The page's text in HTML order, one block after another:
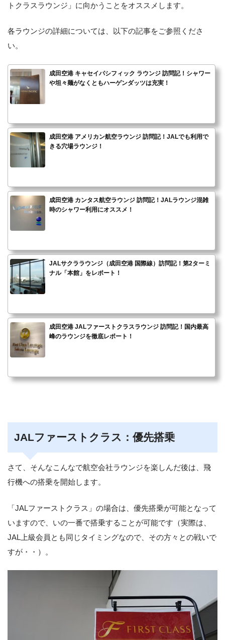
トクラスラウンジ」に向かうことをオススメします。
各ラウンジの詳細については、以下の記事をご参照くださ
い。
成田空港 キャセイパシフィック ラウンジ 訪問記！シャワー
や坦々麺がなくともハーゲンダッツは充実！
成田空港 アメリカン航空ラウンジ 訪問記！JALでも利用で
きる穴場ラウンジ！
成田空港 カンタス航空ラウンジ 訪問記！JALラウンジ混雑
時のシャワー利用にオススメ！
JALサクララウンジ（成田空港 国際線）訪問記！第2ターミ
ナル「本館」をレポート！
成田空港 JALファーストクラスラウンジ 訪問記！国内最高
峰のラウンジを徹底レポート！
JALファーストクラス：優先搭乗
さて、そんなこんなで航空会社ラウンジを楽しんだ後は、飛
行機への搭乗を開始します。
「JALファーストクラス」の場合は、優先搭乗が可能となって
いますので、いの一番で搭乗することが可能です（実際は、
JAL上級会員とも同じタイミングなので、その方々との戦いで
すが・・）。